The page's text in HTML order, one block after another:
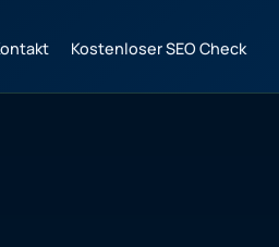
Kostenloser SEO Check